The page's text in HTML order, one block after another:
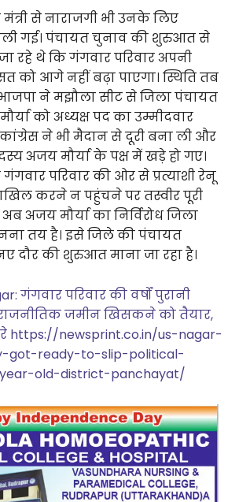
से नाराजगी भी उनके लिए
गई। पंचायत चुनाव की शुरुआत से
रहे थे कि गंगवार परिवार अपनी
को आगे नहीं बढ़ा पाएगा। स्थिति तब
ने मझौला सीट से जिला पंचायत
को अध्यक्ष पद का उम्मीदवार
कांग्रेस ने भी मैदान से दूरी बना ली और
अजय मौर्या के पक्ष में खड़े हो गए।
परिवार की ओर से प्रत्याशी रेनू
करने न पहुंचने पर तस्वीर पूरी
अजय मौर्या का निर्विरोध जिला
तय है। इसे जिले की पंचायत
दौर की शुरुआत माना जा रहा है।
गंगवार परिवार की वर्षों पुरानी
जमीन खिसकने को तैयार,
https://newsprint.co.in/us-nagar-
got-ready-to-slip-political-
old-district-panchayat/